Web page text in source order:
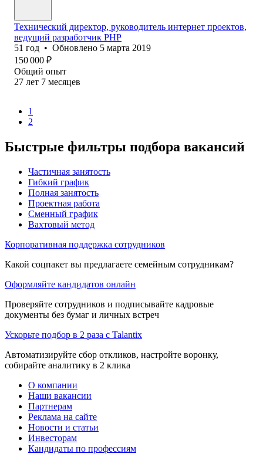
Технический директор, руководитель интернет проектов,
ведущий разработчик PHP
51 год • Обновлено 5 марта 2019
150 000 ₽
Общий опыт
27 лет 7 месяцев
1
2
Быстрые фильтры подбора вакансий
Частичная занятость
Гибкий график
Полная занятость
Проектная работа
Сменный график
Вахтовый метод
Корпоративная поддержка сотрудников
Какой соцпакет вы предлагаете семейным сотрудникам?
Оформляйте кандидатов онлайн
Проверяйте сотрудников и подписывайте кадровые
документы без бумаг и личных встреч
Ускорьте подбор в 2 раза с Talantix
Автоматизируйте сбор откликов, настройте воронку,
собирайте аналитику в 2 клика
О компании
Наши вакансии
Партнерам
Реклама на сайте
Новости и статьи
Инвесторам
Кандидаты по профессиям